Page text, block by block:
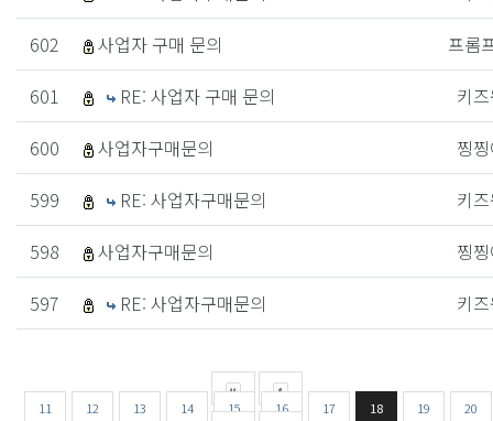
602
사업자 구매 문의
프롬
601
RE: 사업자 구매 문의
키
600
사업자구매문의
찡
599
RE: 사업자구매문의
키
598
사업자구매문의
찡
597
RE: 사업자구매문의 키
11 12 13 14 15 16 17 18 19 20